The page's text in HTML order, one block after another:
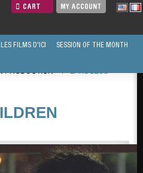
CART MY ACCOUNT
LES FILMS D'ICI SESSION OF THE MONTH
PRODUCTION /
LANDLESS